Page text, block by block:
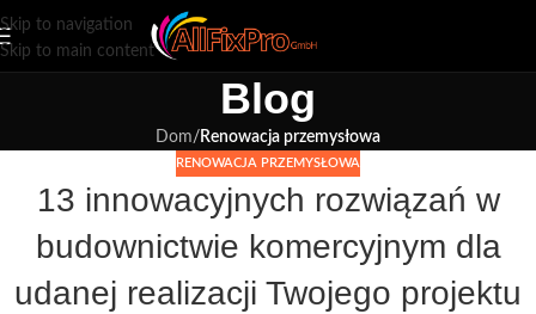
Skip to navigation
Skip to main content
Blog
Dom/ Renowacja przemysłowa
RENOWACJA PRZEMYSŁOWA
13 innowacyjnych rozwiązań w
budownictwie komercyjnym dla
udanej realizacji Twojego projektu